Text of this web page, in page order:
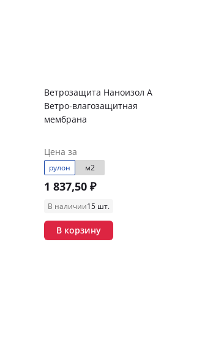
Ветрозащита Наноизол А
Ветро-влагозащитная
мембрана
Цена за
рулон м2
1 837,50 ₽
В наличии15 шт.
В корзину